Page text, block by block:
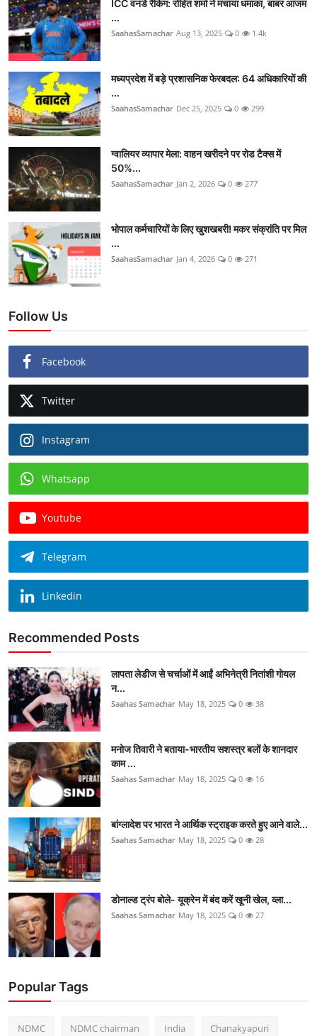
ICC वनडे रैंकिंग: रोहित शर्मा ने मचाया धमाका, बाबर आजम
...
SaahasSamachar Aug 13, 2025 0 1.4k
मध्यप्रदेश में बड़े प्रशासनिक फेरबदल: 64 अधिकारियों की
...
SaahasSamachar Dec 25, 2025 0 299
ग्वालियर व्यापार मेला: वाहन खरीदने पर रोड टैक्स में
50%...
SaahasSamachar Jan 2, 2026 0 277
भोपाल कर्मचारियों के लिए खुशखबरी! मकर संक्रांति पर मिल
...
SaahasSamachar Jan 4, 2026 0 271
Follow Us
Facebook
Twitter
Instagram
Whatsapp
Youtube
Telegram
Linkedin
Recommended Posts
लापता लेडीज से चर्चाओं में आईं अभिनेत्री नितांशी गोयल
न...
Saahas Samachar May 18, 2025 0 38
मनोज तिवारी ने बताया-भारतीय सशस्त्र बलों के शानदार
काम ...
Saahas Samachar May 18, 2025 0 16
बांग्लादेश पर भारत ने आर्थिक स्ट्राइक करते हुए आने वाले...
Saahas Samachar May 18, 2025 0 28
डोनाल्ड ट्रंप बोले- यूक्रेन में बंद करें खूनी खेल, व्ला...
Saahas Samachar May 18, 2025 0 27
Popular Tags
NDMC NDMC chairman India Chanakyapuri